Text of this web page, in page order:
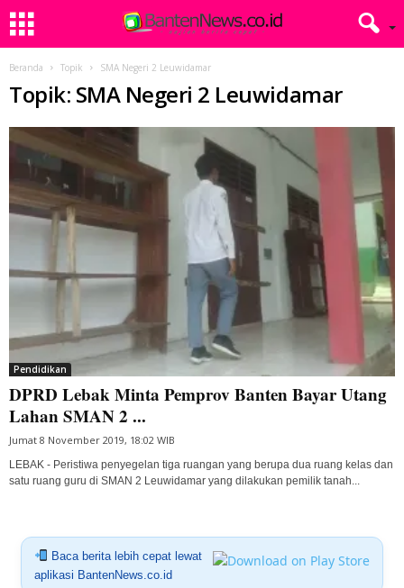
Beranda Topik SMA Negeri 2 Leuwidamar
Topik: SMA Negeri 2 Leuwidamar
Pendidikan
DPRD Lebak Minta Pemprov Banten Bayar Utang
Lahan SMAN 2 ...
Jumat 8 November 2019, 18:02 WIB
LEBAK - Peristiwa penyegelan tiga ruangan yang berupa dua ruang kelas dan
satu ruang guru di SMAN 2 Leuwidamar yang dilakukan pemilik tanah...
Baca berita lebih cepat lewat
aplikasi BantenNews.co.id